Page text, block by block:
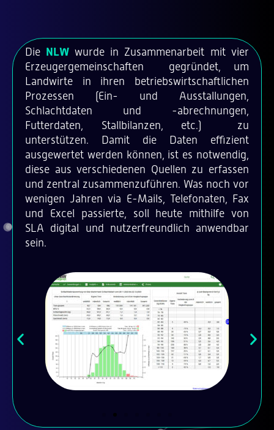
Die NLW wurde in Zusammenarbeit mit vier
Erzeugergemeinschaften gegründet, um
Landwirte in ihren betriebswirtschaftlichen
Prozessen (Ein- und Ausstallungen,
Schlachtdaten und -abrechnungen,
Futterdaten, Stallbilanzen, etc.) zu
unterstützen. Damit die Daten effizient
ausgewertet werden können, ist es notwendig,
diese aus verschiedenen Quellen zu erfassen
und zentral zusammenzuführen. Was noch vor
wenigen Jahren via E-Mails, Telefonaten, Fax
und Excel passierte, soll heute mithilfe von
SLA digital und nutzerfreundlich anwendbar
sein.